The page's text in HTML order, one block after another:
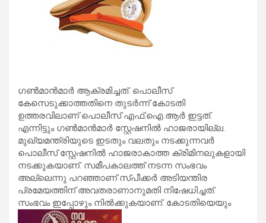
ഗണ്‍മാന്‍മാര്‍ ആക്രമിച്ചത്. പൊലീസ്
കേസെടുക്കാത്തതിനെ തുടര്‍ന്ന് കോടതി
ഉത്തരവിലാണ് പൊലീസ് എഫ്.ഐ.ആര്‍ ഇട്ടത്.
എന്നിട്ടും ഗണ്‍മാന്‍മാര്‍ സ്റ്റേഷനില്‍ ഹാജരായില്ല.
മുഖ്യമന്ത്രിയുടെ ഇടതും വലതും നടക്കുന്നവര്‍
പൊലീസ് സ്റ്റേഷനില്‍ ഹാജരാകാത്ത ക്രിമിനലുകളായി
നടക്കുകയാണ്. സമീപകാലത്ത് നടന്ന സംഭവം
അല്ലെന്നു പറഞ്ഞാണ് സ്പീക്കര്‍ അടിയന്തിര
പ്രമേയത്തിന് അവതരാണാനുമതി നിഷേധിച്ചത്.
സംഭവം ഇപ്പോഴും നില്‍ക്കുകയാണ്. കോടതിയെയും